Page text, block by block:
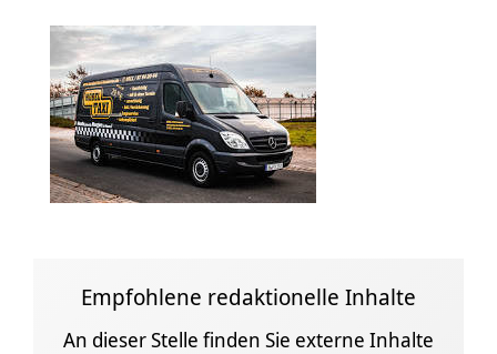
Empfohlene redaktionelle Inhalte
An dieser Stelle finden Sie externe Inhalte